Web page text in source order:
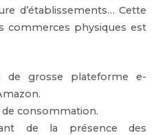
d’établissements… Cette
commerces physiques est
de grosse plateforme e-
de consommation.
de la présence des